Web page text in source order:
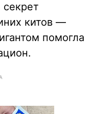
китов —
помогла